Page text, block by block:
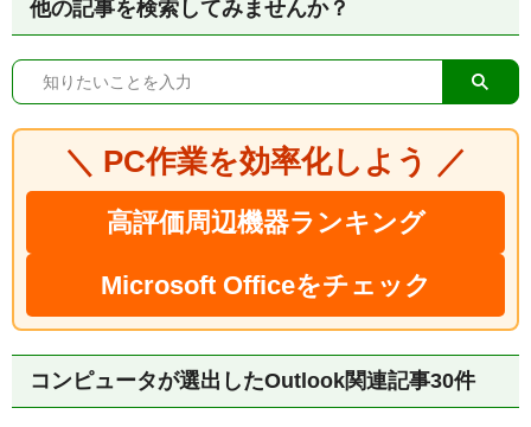
他の記事を検索してみませんか？
＼ PC作業を効率化しよう ／
高評価周辺機器ランキング
Microsoft Officeをチェック
コンピュータが選出したOutlook関連記事30件